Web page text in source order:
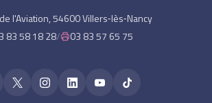
l'Aviation, 54600 Villers‑lès‑Nancy
83 58 18 28/ 03 83 57 65 75